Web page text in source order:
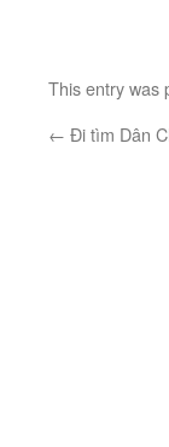
This entry was
← Đi tìm Dân